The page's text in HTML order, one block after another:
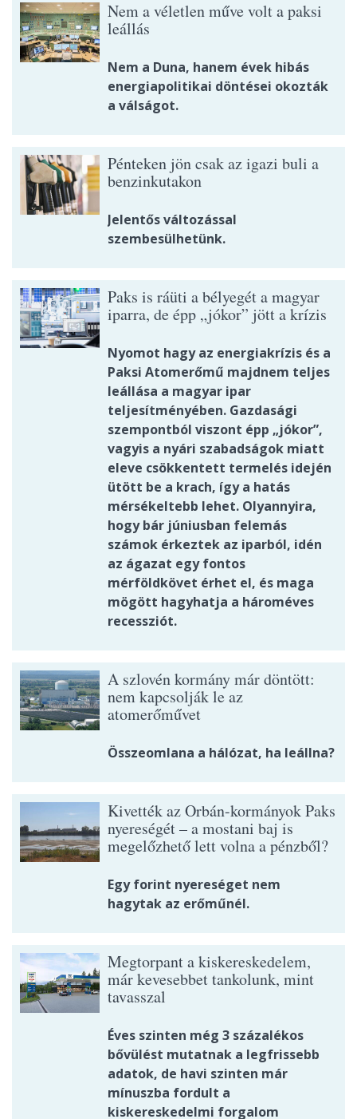
Nem a véletlen műve volt a paksi
leállás
Nem a Duna, hanem évek hibás
energiapolitikai döntései okozták
a válságot.
Pénteken jön csak az igazi buli a
benzinkutakon
Jelentős változással
szembesülhetünk.
Paks is ráüti a bélyegét a magyar
iparra, de épp „jókor” jött a krízis
Nyomot hagy az energiakrízis és a
Paksi Atomerőmű majdnem teljes
leállása a magyar ipar
teljesítményében. Gazdasági
szempontból viszont épp „jókor”,
vagyis a nyári szabadságok miatt
eleve csökkentett termelés idején
ütött be a krach, így a hatás
mérsékeltebb lehet. Olyannyira,
hogy bár júniusban felemás
számok érkeztek az iparból, idén
az ágazat egy fontos
mérföldkövet érhet el, és maga
mögött hagyhatja a hároméves
recessziót.
A szlovén kormány már döntött:
nem kapcsolják le az
atomerőművet
Összeomlana a hálózat, ha leállna?
Kivették az Orbán-kormányok Paks
nyereségét – a mostani baj is
megelőzhető lett volna a pénzből?
Egy forint nyereséget nem
hagytak az erőműnél.
Megtorpant a kiskereskedelem,
már kevesebbet tankolunk, mint
tavasszal
Éves szinten még 3 százalékos
bővülést mutatnak a legfrissebb
adatok, de havi szinten már
mínuszba fordult a
kiskereskedelmi forgalom